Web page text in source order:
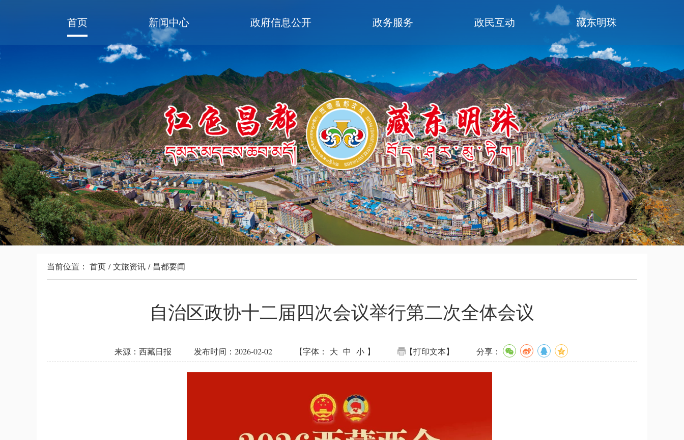
首页 新闻中心 政府信息公开 政务服务 政民互动 藏东明珠
当前位置： 首页 /文旅资讯 / 昌都要闻
自治区政协十二届四次会议举行第二次全体会议
来源：西藏日报 发布时间：2026-02-02 【字体： 大 中 小 】 【打印文本】 分享：